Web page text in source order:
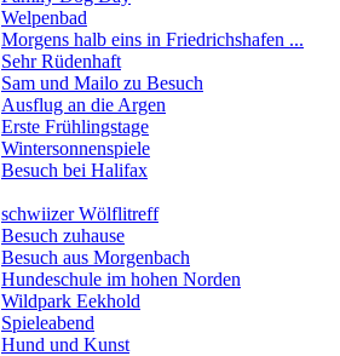
Welpenbad
Morgens halb eins in Friedrichshafen ...
Sehr Rüdenhaft
Sam und Mailo zu Besuch
Ausflug an die Argen
Erste Frühlingstage
Wintersonnenspiele
Besuch bei Halifax
schwiizer Wölflitreff
Besuch zuhause
Besuch aus Morgenbach
Hundeschule im hohen Norden
Wildpark Eekhold
Spieleabend
Hund und Kunst